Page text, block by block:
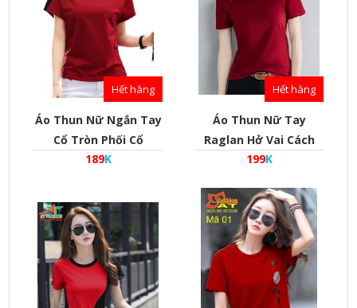
Hết hàng
Áo Thun Nữ Ngắn Tay
Cổ Tròn Phối Cổ
Phong Cách Hàn Quốc
189K
Hết hàng
Áo Thun Nữ Tay
Raglan Hở Vai Cách
Hàn Quốc
199K